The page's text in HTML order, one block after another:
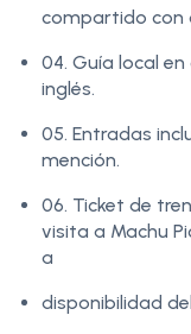
compartido con
04. Guía local
inglés.
05. Entradas
mención.
06. Ticket de
visita a Machu
a
disponibilidad